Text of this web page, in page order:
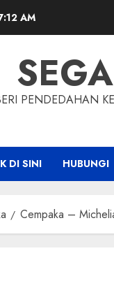
AM
PENDEDAHAN
DI SINI HUBUNGI
Cempaka –